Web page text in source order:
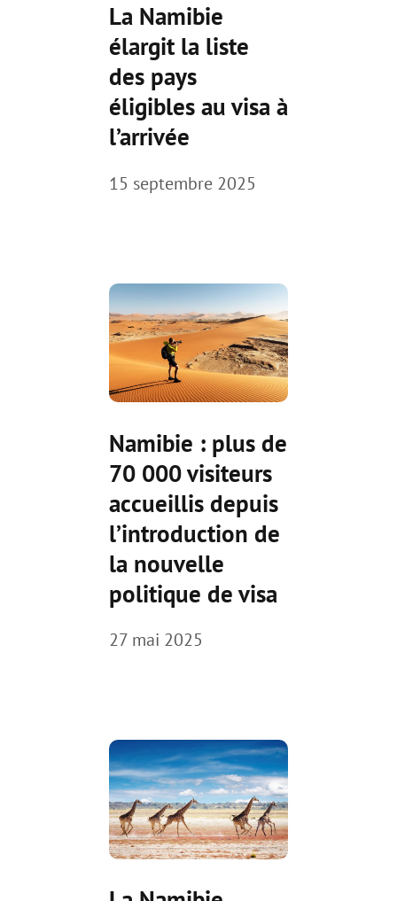
La Namibie
élargit la liste
des pays
éligibles au visa à
l’arrivée
15 septembre 2025
Namibie : plus de
70 000 visiteurs
accueillis depuis
l’introduction de
la nouvelle
politique de visa
27 mai 2025